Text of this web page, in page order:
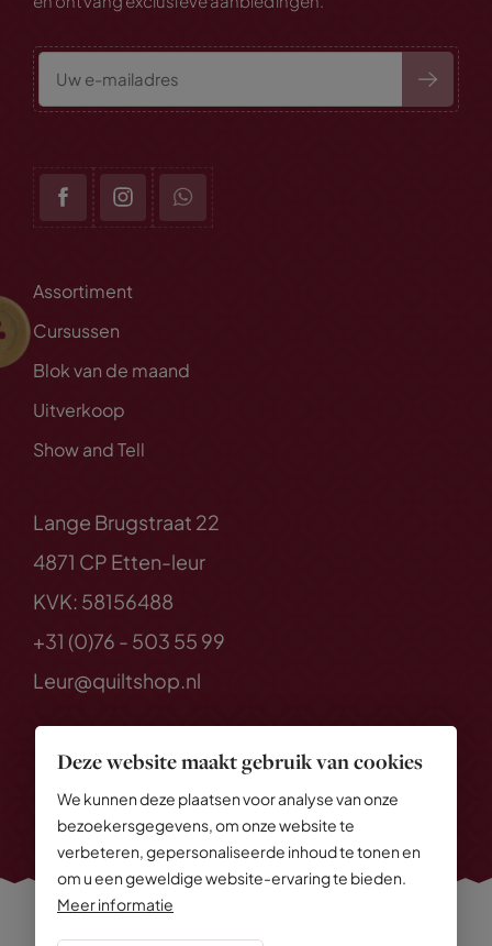
Deze website maakt gebruik van cookies
We kunnen deze plaatsen voor analyse van onze
bezoekersgegevens, om onze website te
verbeteren, gepersonaliseerde inhoud te tonen en
om u een geweldige website-ervaring te bieden.
Meer informatie
Assortiment
Cursussen
Blok van de maand
Uitverkoop
Show and Tell
Lange Brugstraat 22
4871 CP Etten-leur
KVK: 58156488
+31 (0)76 - 503 55 99
Leur@quiltshop.nl